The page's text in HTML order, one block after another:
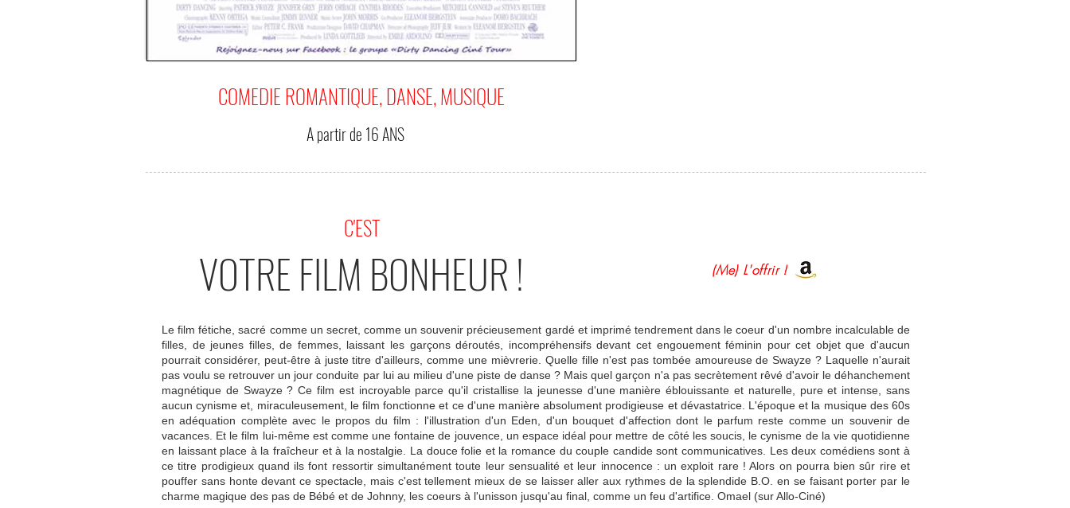
COMEDIE ROMANTIQUE, DANSE, MUSIQUE
A partir de 16 ANS
C'EST
VOTRE FILM BONHEUR ! (Me) L'offrir !
Le film fétiche, sacré comme un secret, comme un souvenir précieusement gardé et imprimé tendrement dans le coeur d'un nombre incalculable de
filles, de jeunes filles, de femmes, laissant les garçons déroutés, incompréhensifs devant cet engouement féminin pour cet objet que d'aucun
pourrait considérer, peut-être à juste titre d'ailleurs, comme une mièvrerie. Quelle fille n'est pas tombée amoureuse de Swayze ? Laquelle n'aurait
pas voulu se retrouver un jour conduite par lui au milieu d'une piste de danse ? Mais quel garçon n'a pas secrètement rêvé d'avoir le déhanchement
magnétique de Swayze ? Ce film est incroyable parce qu'il cristallise la jeunesse d'une manière éblouissante et naturelle, pure et intense, sans
aucun cynisme et, miraculeusement, le film fonctionne et ce d'une manière absolument prodigieuse et dévastatrice. L'époque et la musique des 60s
en adéquation complète avec le propos du film : l'illustration d'un Eden, d'un bouquet d'affection dont le parfum reste comme un souvenir de
vacances. Et le film lui-même est comme une fontaine de jouvence, un espace idéal pour mettre de côté les soucis, le cynisme de la vie quotidienne
en laissant place à la fraîcheur et à la nostalgie. La douce folie et la romance du couple candide sont communicatives. Les deux comédiens sont à
ce titre prodigieux quand ils font ressortir simultanément toute leur sensualité et leur innocence : un exploit rare ! Alors on pourra bien sûr rire et
pouffer sans honte devant ce spectacle, mais c'est tellement mieux de se laisser aller aux rythmes de la splendide B.O. en se faisant porter par le
charme magique des pas de Bébé et de Johnny, les coeurs à l'unisson jusqu'au final, comme un feu d'artifice. Omael (sur Allo-Ciné)